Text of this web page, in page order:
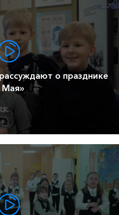
о празднике
Мая»